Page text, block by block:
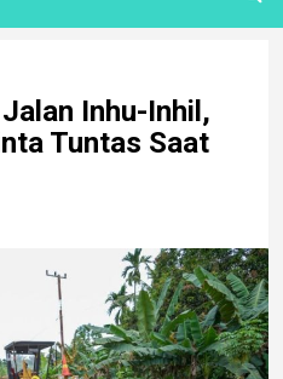
Inhu-Inhil,
Tuntas Saat